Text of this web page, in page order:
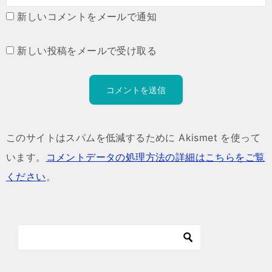
新しいコメントをメールで通知
新しい投稿をメールで受け取る
このサイトはスパムを低減するために Akismet を使って
います。
コメントデータの処理方法の詳細はこちらをご覧
ください。